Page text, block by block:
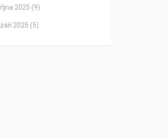
října 2025 (9)
září 2025 (5)